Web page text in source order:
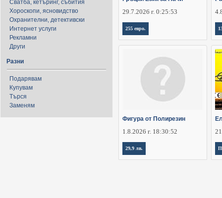
Сватба, кетъринг, събития
Хороскопи, ясновидство
Охранителни, детективски
Интернет услуги
Рекламни
Други
Разни
Подарявам
Купувам
Търся
Заменям
29.7.2026 г. 0:25:53
255 евро.
Фигура от Полирезин
1.8.2026 г. 18:30:52
29,9 лв.